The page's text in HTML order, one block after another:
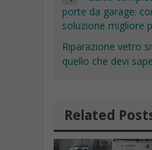
porte da garage:
soluzione migliore
Riparazione vetro
quello che devi
Related